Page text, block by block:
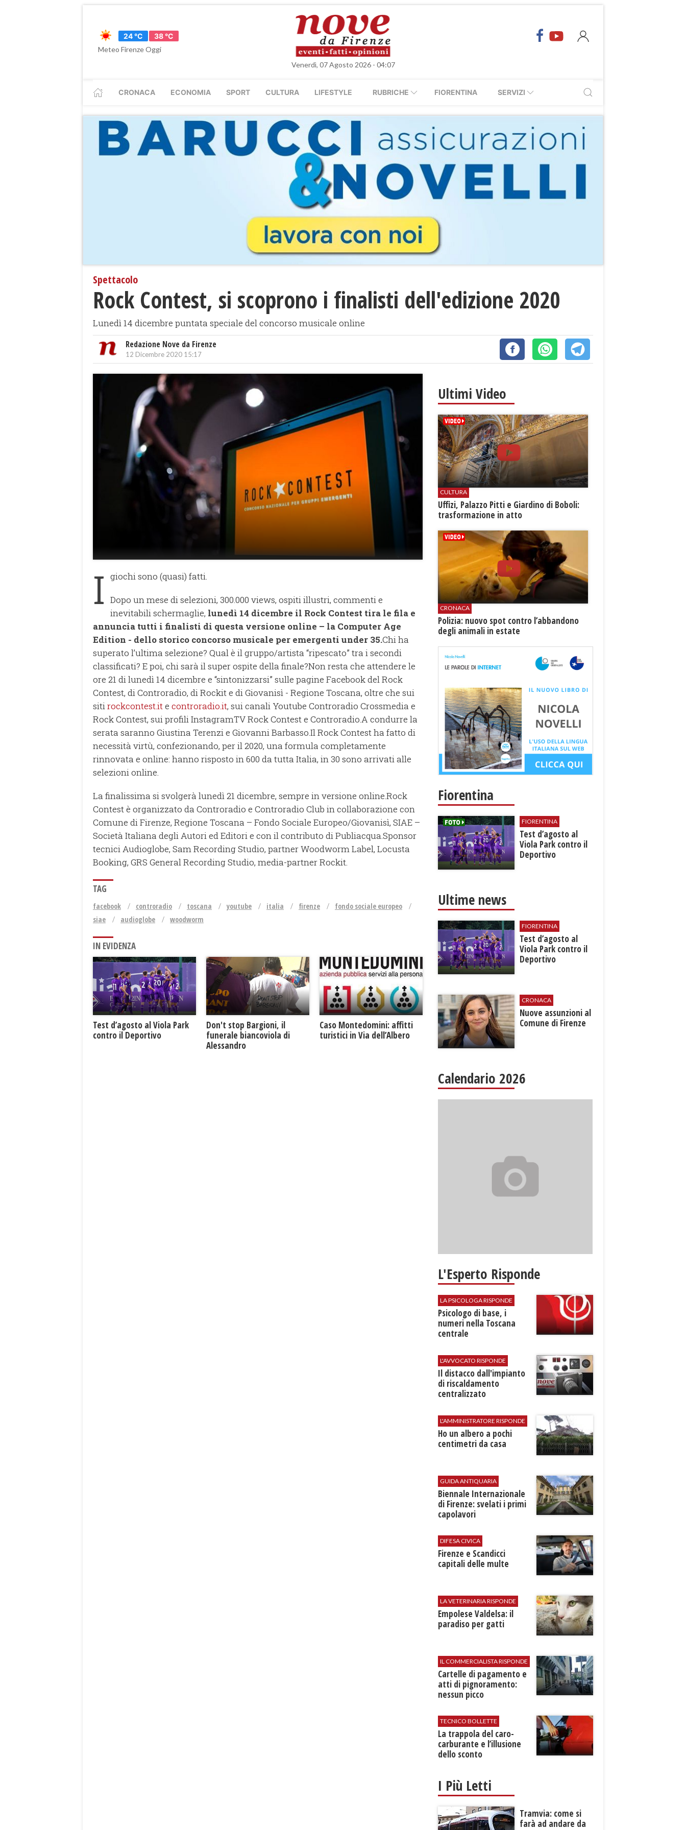
24 °C
38 °C
Meteo Firenze Oggi
Venerdì, 07 Agosto 2026 - 04:07
CRONACA ECONOMIA SPORT CULTURA LIFESTYLE RUBRICHE FIORENTINA SERVIZI
Spettacolo
Rock Contest, si scoprono i finalisti dell'edizione 2020
Lunedì 14 dicembre puntata speciale del concorso musicale online
Redazione Nove da Firenze
12 Dicembre 2020 15:17
I giochi sono (quasi) fatti.
Dopo un mese di selezioni, 300.000 views, ospiti illustri, commenti e
inevitabili schermaglie, lunedì 14 dicembre il Rock Contest tira le fila e
annuncia tutti i finalisti di questa versione online – la Computer Age
Edition - dello storico concorso musicale per emergenti under 35.Chi ha
superato l’ultima selezione? Qual è il gruppo/artista “ripescato” tra i secondi
classificati? E poi, chi sarà il super ospite della finale?Non resta che attendere le
ore 21 di lunedì 14 dicembre e “sintonizzarsi” sulle pagine Facebook del Rock
Contest, di Controradio, di Rockit e di Giovanisì - Regione Toscana, oltre che sui
sitirockcontest.ite controradio.it, sui canali Youtube Controradio Crossmedia e
Rock Contest, sui profili InstagramTV Rock Contest e Controradio.A condurre la
serata saranno Giustina Terenzi e Giovanni Barbasso.Il Rock Contest ha fatto di
necessità virtù, confezionando, per il 2020, una formula completamente
rinnovata e online: hanno risposto in 600 da tutta Italia, in 30 sono arrivati alle
selezioni online.
La finalissima si svolgerà lunedì 21 dicembre, sempre in versione online.Rock
Contest è organizzato da Controradio e Controradio Club in collaborazione con
Comune di Firenze, Regione Toscana – Fondo Sociale Europeo/Giovanisì, SIAE –
Società Italiana degli Autori ed Editori e con il contributo di Publiacqua.Sponsor
tecnici Audioglobe, Sam Recording Studio, partner Woodworm Label, Locusta
Booking, GRS General Recording Studio, media-partner Rockit.
TAG
facebook controradio toscana youtube italia firenze
fondo sociale europeo
siae
audioglobe woodworm
IN EVIDENZA
Test d’agosto al Viola Park
contro il Deportivo
Don't stop Bargioni, il
funerale biancoviola di
Alessandro
Caso Montedomini: affitti
turistici in Via dell’Albero
Ultimi Video
CULTURA
Uffizi, Palazzo Pitti e Giardino di Boboli:
trasformazione in atto
CRONACA
Polizia: nuovo spot contro l’abbandono
degli animali in estate
Fiorentina
FIORENTINA
Test d’agosto al
Viola Park contro il
Deportivo
Ultime news
FIORENTINA
Test d’agosto al
Viola Park contro il
Deportivo
CRONACA
Nuove assunzioni al
Comune di Firenze
Calendario 2026
L'Esperto Risponde
LA PSICOLOGA RISPONDE
Psicologo di base, i
numeri nella Toscana
centrale
L'AVVOCATO RISPONDE
Il distacco dall'impianto
di riscaldamento
centralizzato
L'AMMINISTRATORE RISPONDE
Ho un albero a pochi
centimetri da casa
GUIDA ANTIQUARIA
Biennale Internazionale
di Firenze: svelati i primi
capolavori
DIFESA CIVICA
Firenze e Scandicci
capitali delle multe
LA VETERINARIA RISPONDE
Empolese Valdelsa: il
paradiso per gatti
IL COMMERCIALISTA RISPONDE
Cartelle di pagamento e
atti di pignoramento:
nessun picco
TECNICO BOLLETTE
​La trappola del caro-
carburante e l’illusione
dello sconto
I Più Letti
Tramvia: come si
farà ad andare da